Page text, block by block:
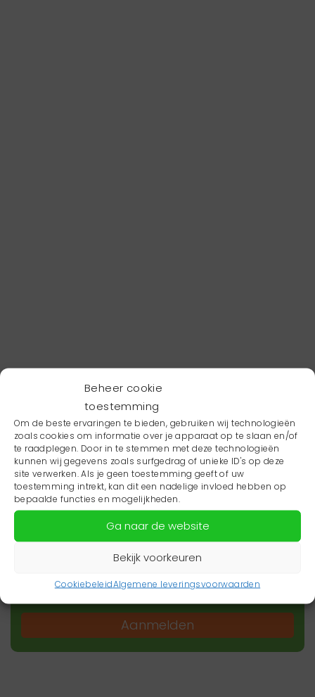
Beheer cookie
toestemming
Om de beste ervaringen te bieden, gebruiken wij technologieën
zoals cookies om informatie over je apparaat op te slaan en/of
te raadplegen. Door in te stemmen met deze technologieën
kunnen wij gegevens zoals surfgedrag of unieke ID's op deze
site verwerken. Als je geen toestemming geeft of uw
toestemming intrekt, kan dit een nadelige invloed hebben op
bepaalde functies en mogelijkheden.
Ga naar de website
Bekijk voorkeuren
CookiebeleidAlgemene leveringsvoorwaarden
Wil je niets missen?
Wil je op de hoogte blijven van het laatste
zorgnieuws in jouw regio? Schrijf je dan in voor
onze nieuwsbrief.
Aanmelden